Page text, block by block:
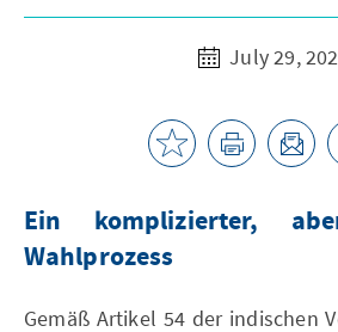
July 29,
Ein komplizierter,
Wahlprozess
Gemäß Artikel 54 der indischen